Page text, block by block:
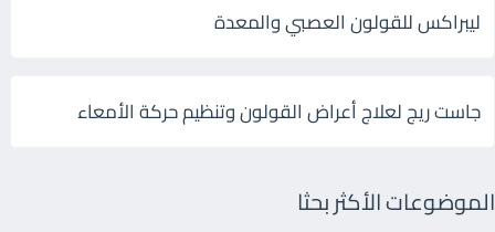
ليبراكس للقولون العصبي والمعدة
جاست ريج لعلاج أعراض القولون وتنظيم حركة الأمعاء
الموضوعات الأكثر بحثا